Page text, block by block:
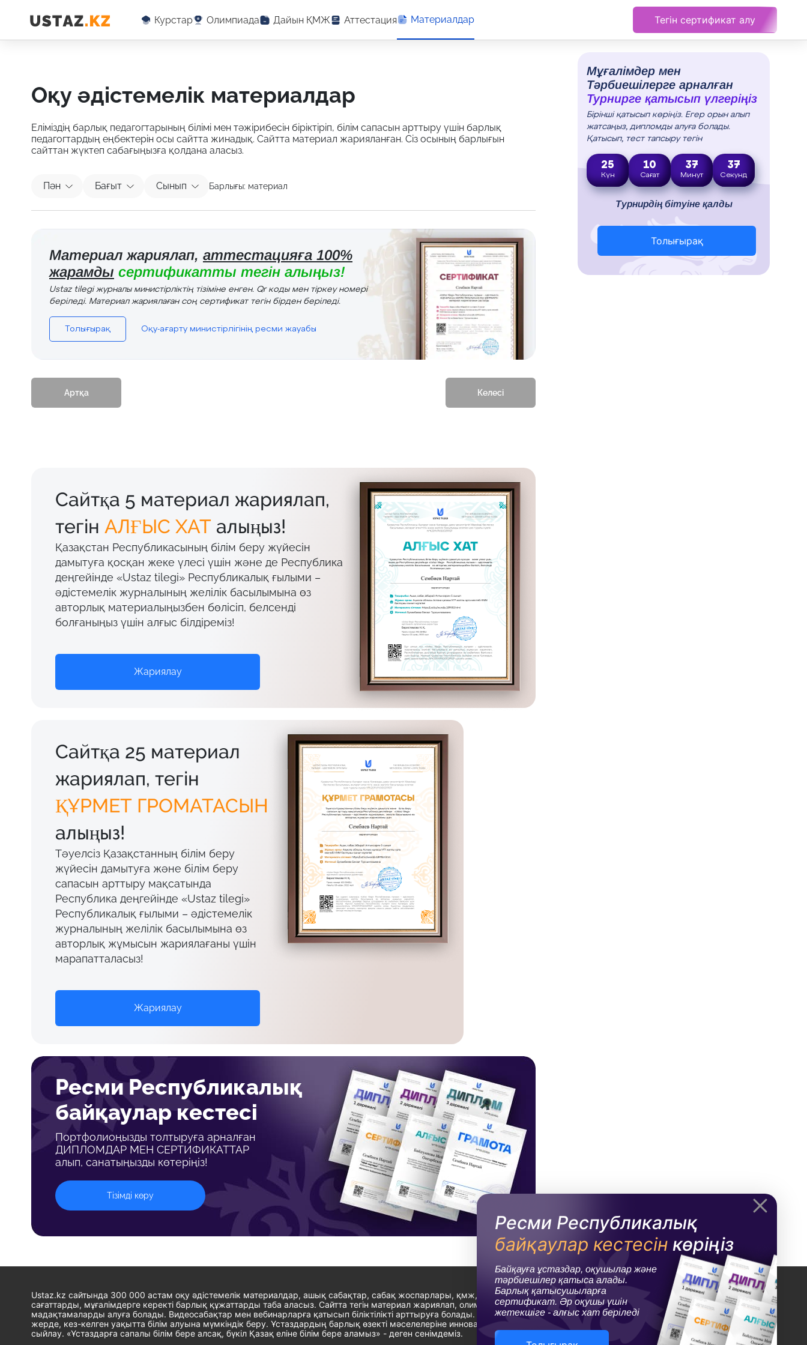
Курстар Олимпиада Дайын ҚМЖ Аттестация Материалдар Тегін сертификат алу
Ресми Республикалық
байқаулар кестесін көріңіз
Байқауға ұстаздар, оқушылар және
тәрбиешілер қатыса алады.
Барлық қатысушыларға
сертификат. Әр оқушы үшін
жетекшіге - алғыс хат беріледі
оқу әдістемелік материалдар
Еліміздің барлық педагогтарының білімі мен тәжірибесін біріктіріп, білім сапасын арттыру үшін барлық
педагогтардың еңбектерін осы сайтта жинадық. Сайтта материал жарияланған. Сіз осының барлығын
сайттан жүктеп сабағыңызға қолдана аласыз.
Пән Бағыт Сынып Барлығы: материал
Материал жариялап, аттестацияға 100%
жарамды сертификатты тегін алыңыз!
Ustaz tilegi журналы министірліктің тізіміне енген. Qr коды мен тіркеу номері
беріледі. Материал жариялаған соң сертификат тегін бірден беріледі.
Толығырақ Оқу-ағарту министірлігінің ресми жауабы
Артқа Келесі
Сайтқа 5 материал жариялап,
тегін АЛҒЫС ХАТ алыңыз!
Қазақстан Республикасының білім беру жүйесін
дамытуға қосқан жеке үлесі үшін және де Республика
деңгейінде «Ustaz tilegi» Республикалық ғылыми –
әдістемелік журналының желілік басылымына өз
авторлық материалыңызбен бөлісіп, белсенді
болғаныңыз үшін алғыс білдіреміз!
Жариялау
Сайтқа 25 материал
жариялап, тегін
ҚҰРМЕТ ГРОМАТАСЫН
алыңыз!
Тәуелсіз Қазақстанның білім беру
жүйесін дамытуға және білім беру
сапасын арттыру мақсатында
Республика деңгейінде «Ustaz tilegi»
Республикалық ғылыми – әдістемелік
журналының желілік басылымына өз
авторлық жұмысын жариялағаны үшін
марапатталасыз!
Жариялау
Ресми Республикалық
байқаулар кестесі
Портфолиоңызды толтыруға арналған
ДИПЛОМДАР МЕН СЕРТИФИКАТТАР
алып, санатыңызды көтеріңіз!
Тізімді көру
Мұғалімдер мен
Тәрбиешілерге арналған
Турнирге қатысып үлгеріңіз
Бірінші қатысып көріңіз. Егер орын алып
жатсаңыз, дипломды алуға болады.
Қатысып, тест тапсыру тегін
25
Күн
10
Сағат
37
Минут
36
Секунд
Турнирдің бітуіне қалды
Толығырақ
Ustaz.kz сайтында 300 000 астам оқу әдістемелік материалдар, ашық сабақтар, сабақ жоспарлары, қмж, омж, ұмж, ктп, сценарийлер, олимпиада есептерін, тәрбие
сағаттарды, мұғалімдерге керекті барлық құжаттарды таба аласыз. Сайтта тегін материал жариялап, олимпиадаларға қатысып сертификат, диплом, алғыс хат, грамота
мадақтамаларды алуға болады. Видеосабақтар мен вебинарларға қатысып біліктілікті арттыруға болады. Жалпы, орталығымыздың басты мақсаты: ұстаздарға кез-келген
жерде, кез-келген уақытта білім алуына мүмкіндік беру. Ұстаздардың барлық өзекті мәселелеріне инновациялық шешім тауып, шығармашылық жұмыспен айналысуына уақыт
сыйлау. «Ұстаздарға сапалы білім бере алсақ, бүкіл Қазақ еліне білім бере аламыз» - деген сенімдеміз.